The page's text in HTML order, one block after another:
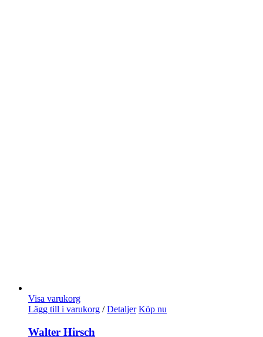
Visa varukorg
Lägg till i varukorg / Detaljer Köp nu
Walter Hirsch